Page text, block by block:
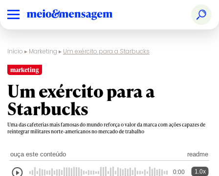
Início ▸ Marketing ▸ Um exército para a Starbucks
marketing
Um exército para a
Starbucks
Uma das cafeterias mais famosas do mundo reforça o valor da marca com ações capazes de
reintegrar militares norte-americanos no mercado de trabalho
ouça este conteúdo readme
0:00 1.0x